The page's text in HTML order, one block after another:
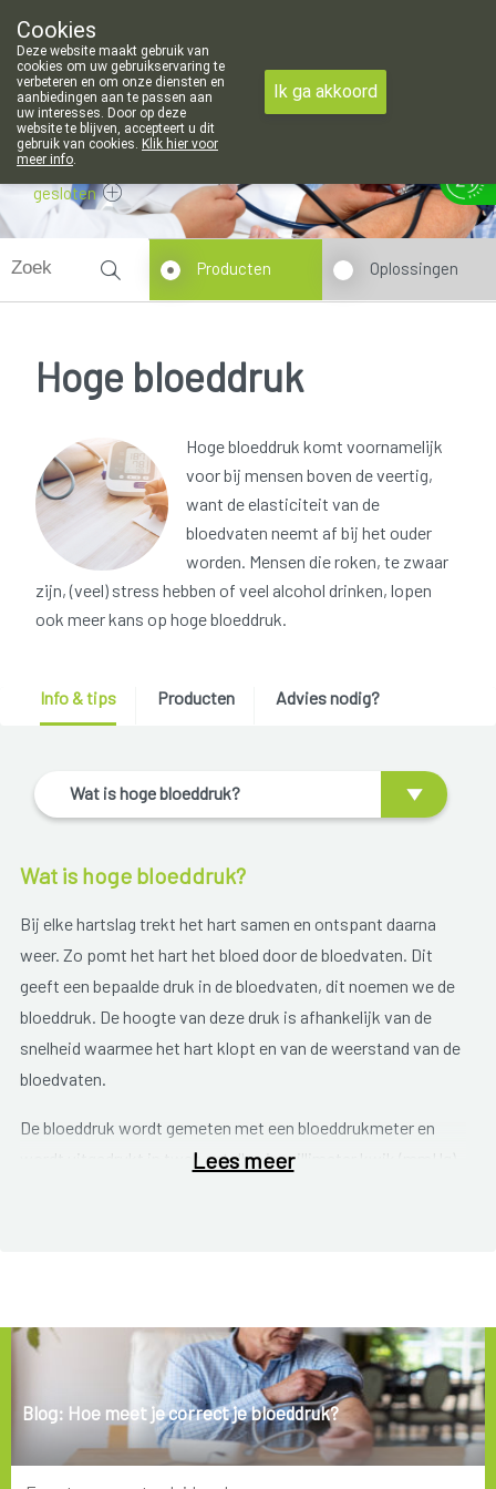
voor de apotheek in Attenhoven: dinsdag gesloten
011/88 14 74
gesloten
Producten Oplossingen
Hoge bloeddruk
Hoge bloeddruk komt voornamelijk
voor bij mensen boven de veertig,
want de elasticiteit van de
bloedvaten neemt af bij het ouder
worden. Mensen die roken, te zwaar
zijn, (veel) stress hebben of veel alcohol drinken, lopen
ook meer kans op hoge bloeddruk.
Info & tips Producten Advies nodig?
Wat is hoge bloeddruk?
Wat is hoge bloeddruk?
Bij elke hartslag trekt het hart samen en ontspant daarna
weer. Zo pomt het hart het bloed door de bloedvaten. Dit
geeft een bepaalde druk in de bloedvaten, dit noemen we de
bloeddruk. De hoogte van deze druk is afhankelijk van de
snelheid waarmee het hart klopt en van de weerstand van de
bloedvaten.
De bloeddruk wordt gemeten met een bloeddrukmeter en
wordt uitgedrukt in twee getallen in millimeter kwik (mmHg).
inspanningen en stress stijgt de druk, bij rust daalt de druk.
Er zijn ook verschillen van mens tot mens en met leeftijd en
gewicht, neemt de bloeddruk geleidelijk toe. We spreken van
hoge bloeddruk of hypertensieals de bloeddruk constant,
ook bij rust, hoger is dan 140/90 mmHg.
Lees meer
Blog: Hoe meet je correct je bloeddruk?
Cookies
Deze website maakt gebruik van
cookies om uw gebruikservaring te
verbeteren en om onze diensten en
aanbiedingen aan te passen aan
uw interesses. Door op deze
website te blijven, accepteert u dit
gebruik van cookies. Klik hier voor
meer info.
Ik ga akkoord